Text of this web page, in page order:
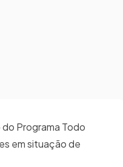
Programa Todo
em situação de